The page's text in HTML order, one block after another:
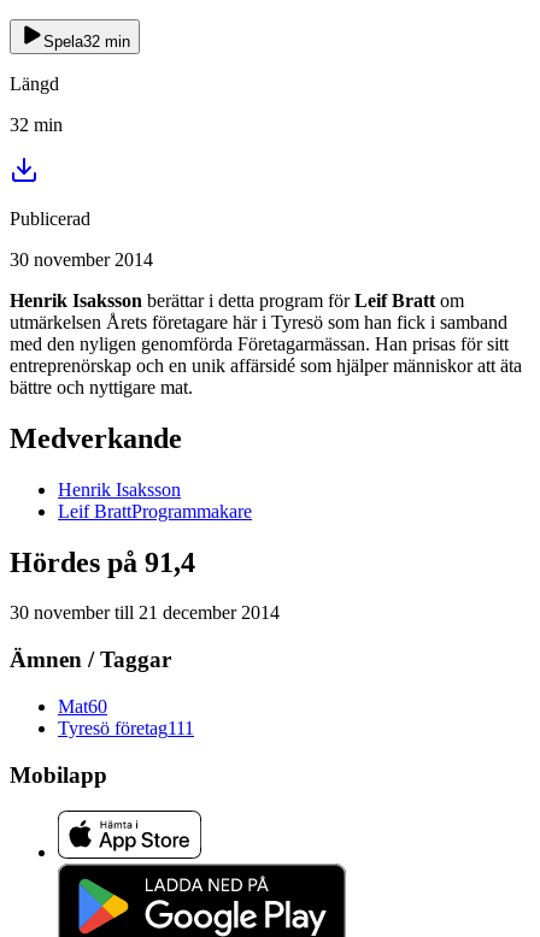
Spela32 min
Längd
32 min
Publicerad
30 november 2014
Henrik Isaksson berättar i detta program förLeif Bratt om
utmärkelsen Årets företagare här i Tyresö som han fick i samband
med den nyligen genomförda Företagarmässan. Han prisas för sitt
entreprenörskap och en unik affärsidé som hjälper människor att äta
bättre och nyttigare mat.
Medverkande
Henrik Isaksson
Leif BrattProgrammakare
Hördes på 91,4
30 novembertill 21 december 2014
Ämnen / Taggar
Mat60
Tyresö företag111
Mobilapp